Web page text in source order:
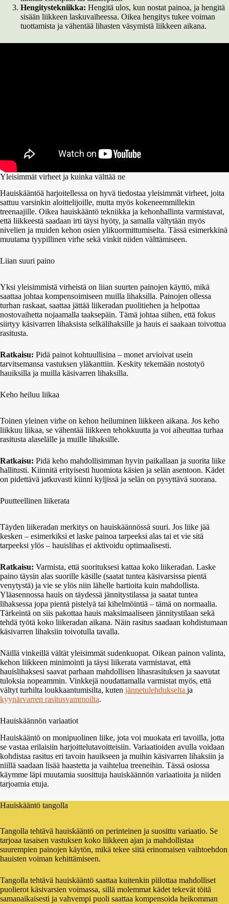
Hengitystekniikka: Hengitä ulos, kun nostat painoa, ja hengitä
sisään liikkeen laskuvaiheessa. Oikea hengitys tukee voiman
tuottamista ja vähentää lihasten väsymistä liikkeen aikana.
Yleisimmät virheet ja kuinka välttää ne
Hauiskääntöä harjoitellessa on hyvä tiedostaa yleisimmät virheet, joita
sattuu varsinkin aloittelijoille, mutta myös kokeneemmillekin
treenaajille. Oikea hauiskääntö tekniikka ja kehonhallinta varmistavat,
että liikkeestä saadaan irti täysi hyöty, ja samalla vältytään myös
nivelien ja muiden kehon osien ylikuormittumiselta. Tässä esimerkkinä
muutama tyypillinen virhe sekä vinkit niiden välttämiseen.
Liian suuri paino
Yksi yleisimmistä virheistä on liian suurten painojen käyttö, mikä
saattaa johtaa kompensoimiseen muilla lihaksilla. Painojen ollessa
turhan raskaat, saattaa jättää liikeradan puolitiehen ja helpottaa
nostovaihetta nojaamalla taaksepäin. Tämä johtaa siihen, että fokus
siirtyy käsivarren lihaksista selkälihaksille ja hauis ei saakaan toivottua
rasitusta.
Ratkaisu: Pidä painot kohtuullisina – monet arvioivat usein
tarvitsemansa vastuksen yläkanttiin. Keskity tekemään nostotyö
hauiksilla ja muilla käsivarren lihaksilla.
Keho heiluu liikaa
Toinen yleinen virhe on kehon heiluminen liikkeen aikana. Jos keho
liikkuu liikaa, se vähentää liikkeen tehokkuutta ja voi aiheuttaa turhaa
rasitusta alaselälle ja muille lihaksille.
Ratkaisu: Pidä keho mahdollisimman hyvin paikallaan ja suorita liike
hallitusti. Kiinnitä erityisesti huomiota käsien ja selän asentoon. Kädet
on pidettävä jatkuvasti kiinni kyljissä ja selän on pysyttävä suorana.
Puutteellinen liikerata
Täyden liikeradan merkitys on hauiskäännössä suuri. Jos liike jää
kesken – esimerkiksi et laske painoa tarpeeksi alas tai et vie sitä
tarpeeksi ylös – hauislihas ei aktivoidu optimaalisesti.
Ratkaisu: Varmista, että suorituksesi kattaa koko liikeradan. Laske
paino täysin alas suorille käsille (saatat tuntea käsivarsissa pientä
venytystä) ja vie se ylös niin lähelle hartioita kuin mahdollista.
Yläasennossa hauis on täydessä jännitystilassa ja saatat tuntea
lihaksessa jopa pientä pistelyä tai kihelmöintiä – tämä on normaalia.
Tärkeintä on siis pakottaa hauis maksimaaliseen jännitystilaan sekä
tehdä työtä koko liikeradan aikana. Näin rasitus saadaan kohdistumaan
käsivarren lihaksiin toivotulla tavalla.
Näillä vinkeillä vältät yleisimmät sudenkuopat. Oikean painon valinta,
kehon liikkeen minimointi ja täysi liikerata varmistavat, että
hauislihaksesi saavat parhaan mahdollisen lihasrasituksen ja saavutat
tuloksia nopeammin. Vinkkejä noudattamalla varmistat myös, että
vältyt turhilta loukkaantumisilta, kuten jännetulehdukselta ja
kyynärvarren rasitusvammoilta.
Hauiskäännön variaatiot
Hauiskääntö on monipuolinen liike, jota voi muokata eri tavoilla, jotta
se vastaa erilaisiin harjoittelutavoitteisiin. Variaatioiden avulla voidaan
kohdistaa rasitus eri tavoin hauikseen ja muihin käsivarren lihaksiin ja
niillä saadaan lisää haastetta ja vaihtelua treeneihin. Tässä osiossa
käymme läpi muutamia suosittuja hauiskäännön variaatioita ja niiden
tarjoamia etuja.
Hauiskääntö tangolla
Tangolla tehtävä hauiskääntö on perinteinen ja suosittu variaatio. Se
tarjoaa tasaisen vastuksen koko liikkeen ajan ja mahdollistaa
suurempien painojen käytön, mikä tekee siitä erinomaisen vaihtoehdon
hauisten voiman kehittämiseen.
Tangolla tehtävä hauiskääntö saattaa kuitenkin piilottaa mahdolliset
puolierot käsivarsien voimassa, sillä molemmat kädet tekevät töitä
samanaikaisesti ja vahvempi puoli saattaa kompensoida heikomman